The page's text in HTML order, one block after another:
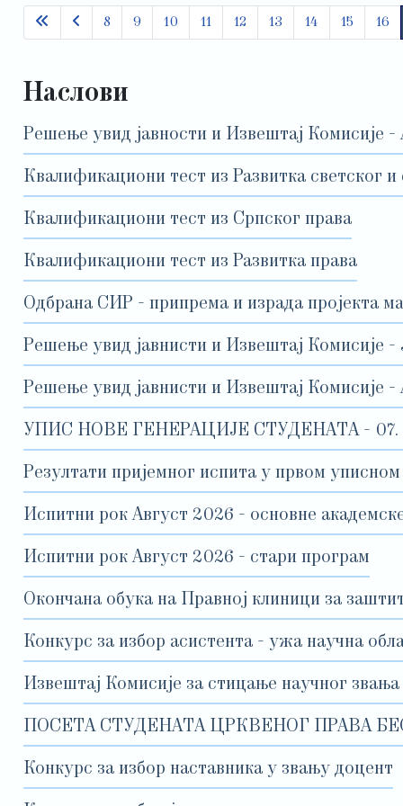
8 9 10 11 12 13 14 15 16
Наслови
Решење увид јавности и Извештај Комисије
Квалификациони тест из Развитка светског и
Квалификациони тест из Српског права
Квалификациони тест из Развитка права
Одбрана СИР - припрема и израда пројекта
Решење увид јавнисти и Извештај Комисије
Решење увид јавнисти и Извештај Комисије
УПИС НОВЕ ГЕНЕРАЦИЈЕ СТУДЕНАТА - 07.
Резултати пријемног испита у првом
Испитни рок Август 2026 - основне
Испитни рок Август 2026 - стари програм
Окончана обука на Правној клиници за
Конкурс за избор асистента - ужа научна
Извештај Комисије за стицање научног
ПОСЕТА СТУДЕНАТА ЦРКВЕНОГ ПРАВА
Конкурс за избор наставника у звању доцент